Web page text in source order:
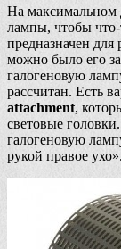
На максимальном
лампы, чтобы что-
предназначен
можно было его
галогеновую
рассчитан. Есть
attachment,
световые
галогеновую
рукой правое ухо».